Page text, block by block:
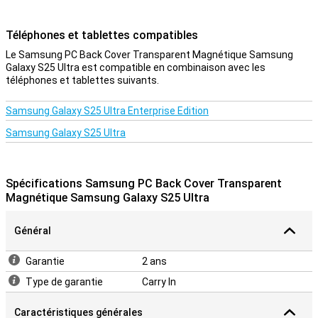
Téléphones et tablettes compatibles
Le Samsung PC Back Cover Transparent Magnétique Samsung
Galaxy S25 Ultra est compatible en combinaison avec les
téléphones et tablettes suivants.
Samsung Galaxy S25 Ultra Enterprise Edition
Samsung Galaxy S25 Ultra
Spécifications Samsung PC Back Cover Transparent
Magnétique Samsung Galaxy S25 Ultra
Général
Garantie
2 ans
Type de garantie
Carry In
Caractéristiques générales